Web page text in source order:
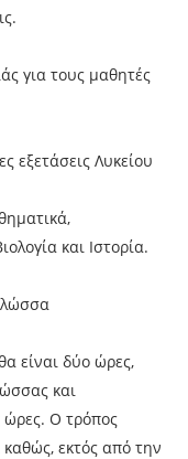
για τους μαθητές
εξετάσεις Λυκείου
και Ιστορία.
είναι δύο ώρες,
και
ώρες. Ο τρόπος
εκτός από την